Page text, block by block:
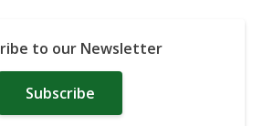
to our Newsletter
Subscribe